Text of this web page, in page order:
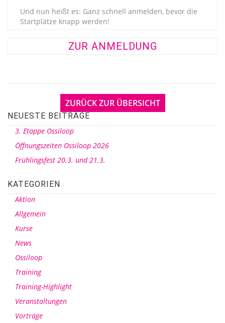
Und nun heißt es: Ganz schnell anmelden, bevor die
Startplätze knapp werden!
ZUR ANMELDUNG
ZURÜCK ZUR ÜBERSICHT
NEUESTE BEITRÄGE
3. Etappe Ossiloop
Öffnungszeiten Ossiloop 2026
Frühlingsfest 20.3. und 21.3.
KATEGORIEN
Aktion
Allgemein
Kurse
News
Ossiloop
Training
Training-Highlight
Veranstaltungen
Vorträge